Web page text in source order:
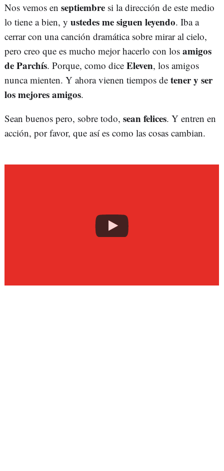
Nos vemos en septiembre si la dirección de este medio
lo tiene a bien, y ustedes me siguen leyendo. Iba a
cerrar con una canción dramática sobre mirar al cielo,
pero creo que es mucho mejor hacerlo con los amigos
de Parchís. Porque, como dice Eleven, los amigos
nunca mienten. Y ahora vienen tiempos de tener y ser
los mejores amigos.
Sean buenos pero, sobre todo, sean felices. Y entren en
acción, por favor, que así es como las cosas cambian.